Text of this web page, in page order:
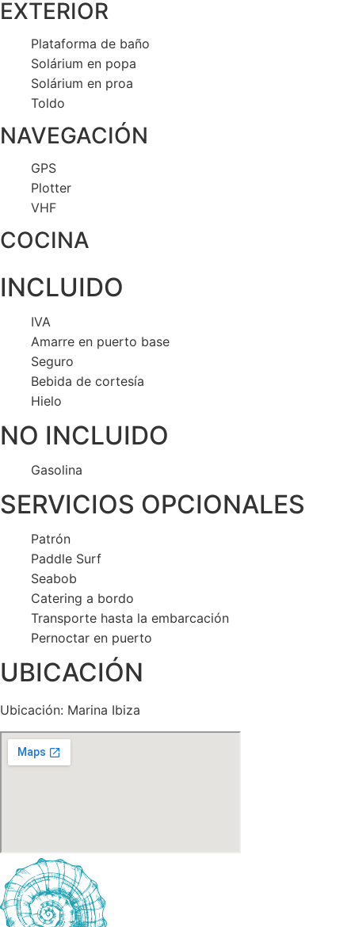
EXTERIOR
Plataforma de baño
Solárium en popa
Solárium en proa
Toldo
NAVEGACIÓN
GPS
Plotter
VHF
COCINA
INCLUIDO
IVA
Amarre en puerto base
Seguro
Bebida de cortesía
Hielo
NO INCLUIDO
Gasolina
SERVICIOS OPCIONALES
Patrón
Paddle Surf
Seabob
Catering a bordo
Transporte hasta la embarcación
Pernoctar en puerto
UBICACIÓN
Ubicación: Marina Ibiza